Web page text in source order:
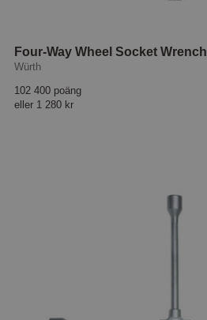
Four-Way Wheel Socket Wrench
Würth
102 400 poäng
eller 1 280 kr